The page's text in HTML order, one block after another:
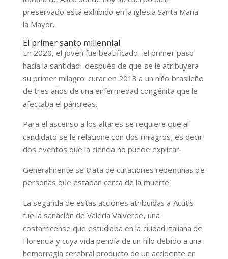
preservado está exhibido en la iglesia Santa María
la Mayor.
El primer santo millennial
En 2020, el joven fue beatificado -el primer paso
hacia la santidad- después de que se le atribuyera
su primer milagro: curar en 2013 a un niño brasileño
de tres años de una enfermedad congénita que le
afectaba el páncreas.
Para el ascenso a los altares se requiere que al
candidato se le relacione con dos milagros; es decir
dos eventos que la ciencia no puede explicar.
Generalmente se trata de curaciones repentinas de
personas que estaban cerca de la muerte.
La segunda de estas acciones atribuidas a Acutis
fue la sanación de Valeria Valverde, una
costarricense que estudiaba en la ciudad italiana de
Florencia y cuya vida pendía de un hilo debido a una
hemorragia cerebral producto de un accidente en